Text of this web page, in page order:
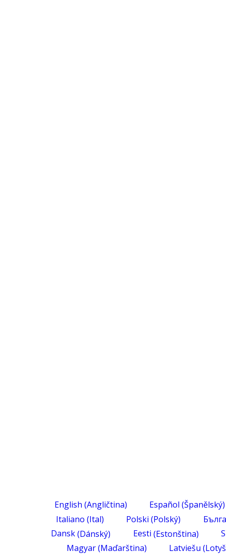
English (Angličtina) Español (Španělský)
Italiano (Ital) Polski (Polský)
Dansk(Dánský) Eesti (Estonština)
Magyar(Maďarština) Latviešu (